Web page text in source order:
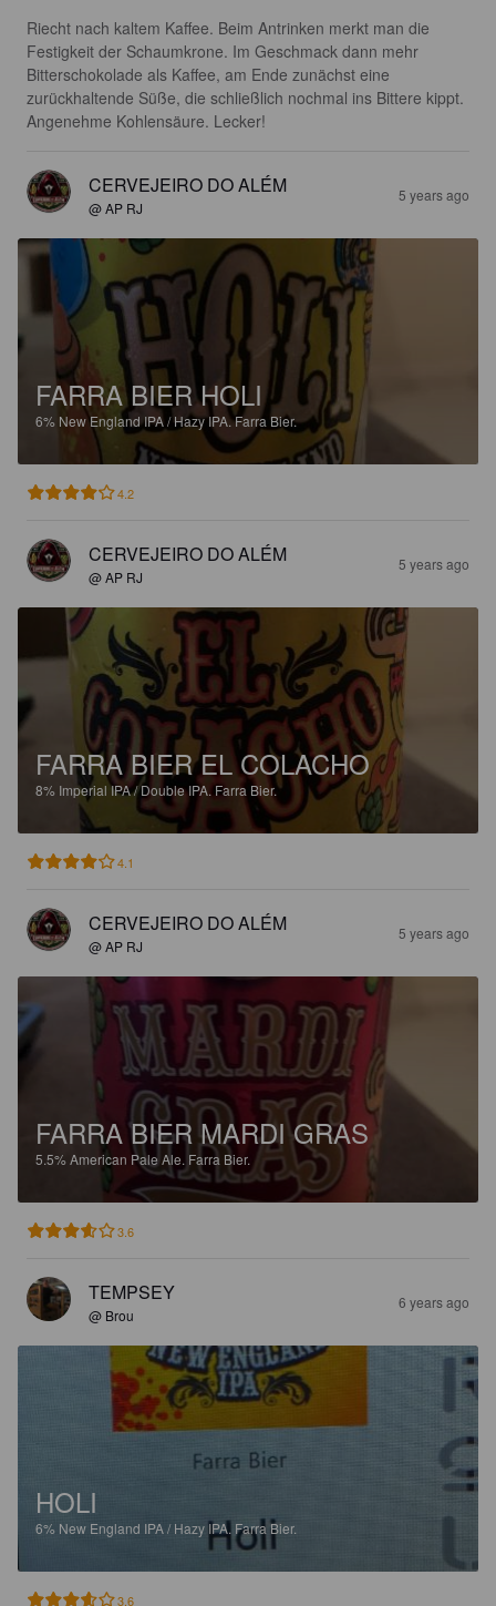
Riecht nach kaltem Kaffee. Beim Antrinken merkt man die
Festigkeit der Schaumkrone. Im Geschmack dann mehr
Bitterschokolade als Kaffee, am Ende zunächst eine
zurückhaltende Süße, die schließlich nochmal ins Bittere kippt.
Angenehme Kohlensäure. Lecker!
CERVEJEIRO DO ALÉM
@ AP RJ
5 years ago
FARRA BIER HOLI
6% New England IPA / Hazy IPA.Farra Bier.
4.2
CERVEJEIRO DO ALÉM
@ AP RJ
5 years ago
FARRA BIER EL COLACHO
8% Imperial IPA / Double IPA.Farra Bier.
4.1
CERVEJEIRO DO ALÉM
@ AP RJ
5 years ago
FARRA BIER MARDI GRAS
5.5% American Pale Ale. Farra Bier.
3.6
TEMPSEY
@ Brou
6 years ago
HOLI
6% New England IPA / Hazy IPA. Farra Bier.
3.6